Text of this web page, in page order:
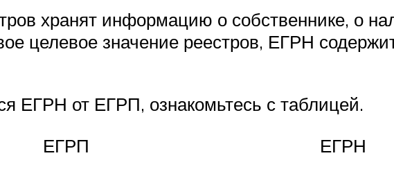
хранят информацию о собственнике, о
целевое значение реестров, ЕГРН
ЕГРН от ЕГРП, ознакомьтесь с таблицей.
ЕГРП ЕГРН